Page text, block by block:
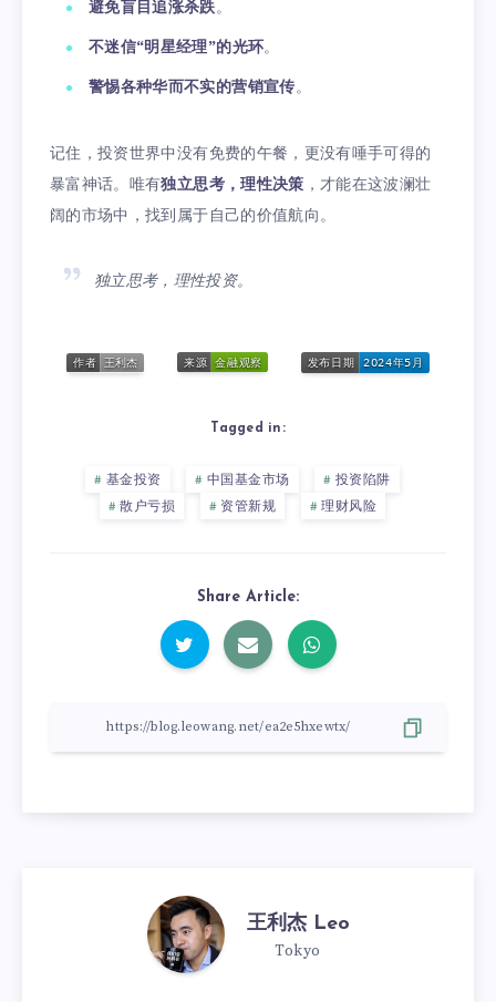
避免盲目追涨杀跌。
不迷信“明星经理”的光环。
警惕各种华而不实的营销宣传。
记住，投资世界中没有免费的午餐，更没有唾手可得的
暴富神话。唯有独立思考，理性决策 ，才能在这波澜壮
阔的市场中，找到属于自己的价值航向。
独立思考，理性投资。
Tagged in:
基金投资 中国基金市场
投资陷阱
散户亏损
资管新规 理财风险
Share Article:
王利杰 Leo
Tokyo